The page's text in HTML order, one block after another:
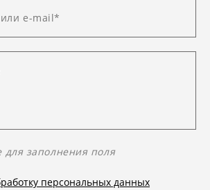
для заполнения поля
персональных данных